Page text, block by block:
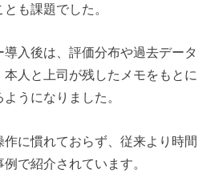
も課題でした。
導入後は、評価分布や過去データ
人と上司が残したメモをもとに
うになりました。
に慣れておらず、従来より時間
で紹介されています。